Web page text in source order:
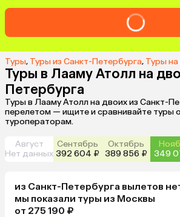
Туры, Туры из Санкт-Петербурга, Туры на
Туры в Лааму Атолл на
Петербурга
Туры в Лааму Атолл на двоих из Санкт-
перелетом — ищите и сравнивайте туры
туроператорам.
Август
Нет данных
Сентябрь
392 604 ₽
Октябрь
389 856 ₽
349
из Санкт-Петербурга вылетов
мы показали туры из Москвы
от 275 190 ₽